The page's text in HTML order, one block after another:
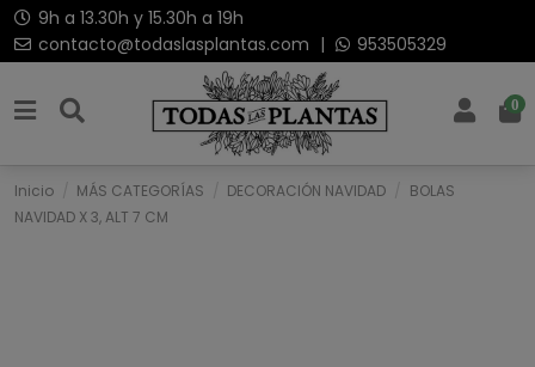
9h a 13.30h y 15.30h a 19h
contacto@todaslasplantas.com | 953505329
0
Inicio MÁS CATEGORÍAS DECORACIÓN NAVIDAD
BOLAS
NAVIDAD X 3, ALT 7 CM